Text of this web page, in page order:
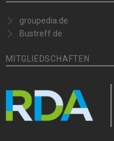
groupedia.de
Bustreff.de
MITGLIEDSCHAFTEN